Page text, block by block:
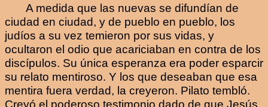
A medida que las nuevas se difundían de
ciudad en ciudad, y de pueblo en pueblo, los
judíos a su vez temieron por sus vidas, y
ocultaron el odio que acariciaban en contra de los
discípulos. Su única esperanza era poder esparcir
su relato mentiroso. Y los que deseaban que esa
mentira fuera verdad, la creyeron. Pilato tembló.
Creyó el poderoso testimonio dado de que Jesús